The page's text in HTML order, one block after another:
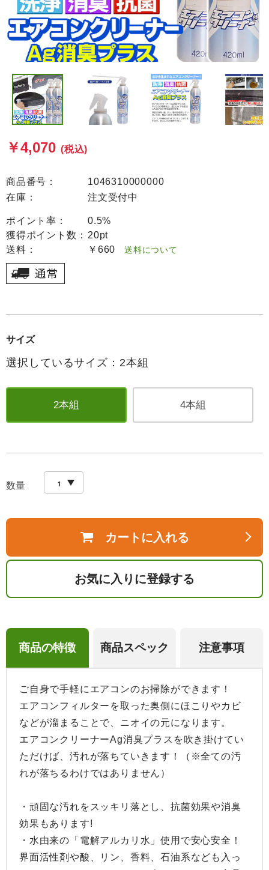
￥4,070 (税込)
商品番号：
1046310000000
在庫：
注文受付中
ポイント率：
0.5%
獲得ポイント数： 20pt
送料：
￥660 送料について
サイズ
選択しているサイズ：2本組
2本組 4本組
数量
カートに入れる
お気に入りに登録する
商品の特徴 商品スペック 注意事項
ご自身で手軽にエアコンのお掃除ができます！
エアコンフィルターを取った奥側にほこりやカビ
などが溜まることで、ニオイの元になります。
エアコンクリーナーAg消臭プラスを吹き掛けてい
ただけば、汚れが落ちていきます！（※全ての汚
れが落ちるわけではありません）
・頑固な汚れをスッキリ落とし、抗菌効果や消臭
効果もあります!
・水由来の「電解アルカリ水」使用で安心安全！
界面活性剤や酸、リン、香料、石油系なども入っ